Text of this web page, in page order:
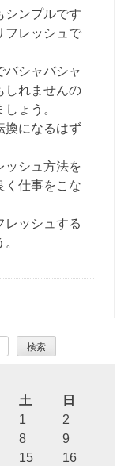
シンプルです
フレッシュで
バシャバシャ
しれませんの
ょう。
換になるはず
ッシュ方法を
く仕事をこな
レッシュする
土
日
1
2
8
9
15
16